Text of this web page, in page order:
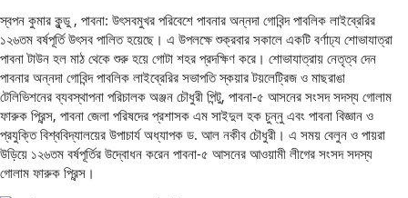
স্বপন কুমার কুন্ডু , পাবনা: উৎসবমুখর পরিবেশে পাবনার অন্নদা গোবিন্দ পাবলিক লাইব্রেরির
১২৬তম বর্ষপূর্তি উৎসব পালিত হয়েছে। এ উপলক্ষে শুক্রবার সকালে একটি বর্ণাঢ্য শোভাযাত্রা
পাবনা টাউন হল মাঠ থেকে শুরু হয়ে গোটা শহর প্রদক্ষিণ করে। শোভাযাত্রায় নেতৃত্ব দেন
পাবনার অন্নদা গোবিন্দ পাবলিক লাইব্রেরির সভাপতি স্কয়ার টয়লেট্রিজ ও মাছরাঙা
টেলিভিশনের ব্যবস্থাপনা পরিচালক অঞ্জন চৌধুরী পিন্টু, পাবনা-৫ আসনের সংসদ সদস্য গোলাম
ফারুক প্রিন্স, পাবনা জেলা পরিষদের প্রশাসক এম সাইদুল হক চুন্নু এবং পাবনা বিজ্ঞান ও
প্রযুক্তি বিশ্ববিদ্যালয়ের উপাচার্য অধ্যাপক ড. আল নকীব চৌধুরী। এ সময় বেলুন ও পায়রা
উড়িয়ে ১২৬তম বর্ষপূর্তির উদ্বোধন করেন পাবনা-৫ আসনের আওয়ামী লীগের সংসদ সদস্য
গোলাম ফারুক প্রিন্স।